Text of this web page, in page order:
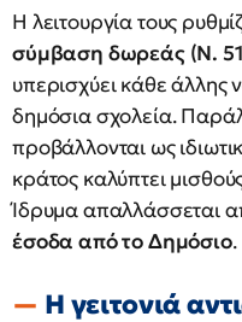
Η λειτουργία τους
σύμβαση δωρεάς (Ν.
υπερισχύει κάθε άλλης
δημόσια σχολεία.
προβάλλονται ως
κράτος καλύπτει
Ίδρυμα απαλλάσσεται
έσοδα από το Δημόσιο.
Η γειτονιά